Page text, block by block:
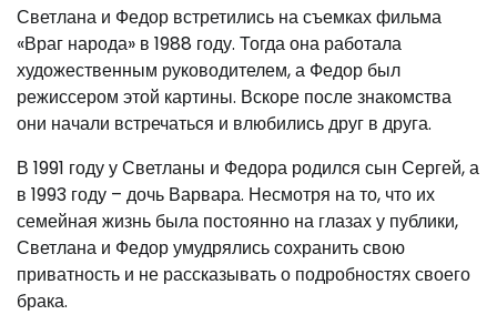
Светлана и Федор встретились на съемках фильма
«Враг народа» в 1988 году. Тогда она работала
художественным руководителем, а Федор был
режиссером этой картины. Вскоре после знакомства
они начали встречаться и влюбились друг в друга.
В 1991 году у Светланы и Федора родился сын Сергей, а
в 1993 году – дочь Варвара. Несмотря на то, что их
семейная жизнь была постоянно на глазах у публики,
Светлана и Федор умудрялись сохранить свою
приватность и не рассказывать о подробностях своего
брака.